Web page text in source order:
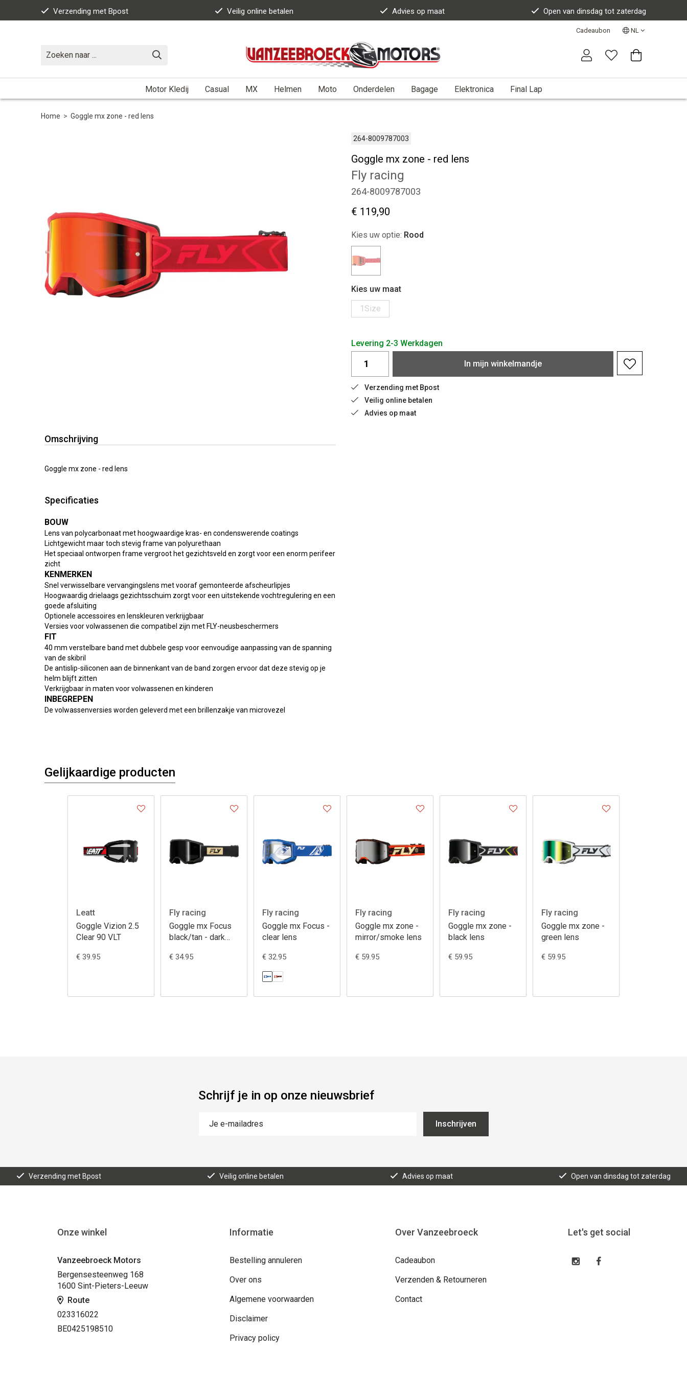
Verzending met Bpost Veilig online betalen Advies op maat Open van dinsdag tot zaterdag
Cadeaubon NL
Motor Kledij Casual MX Helmen Moto Onderdelen Bagage Elektronica Final Lap
Home > Goggle mx zone - red lens
264-8009787003
Goggle mx zone - red lens
Fly racing
264-8009787003
€ 119,90
Kies uw optie: Rood
Kies uw maat
1Size
Levering 2-3 Werkdagen
In mijn winkelmandje
Verzending met Bpost
Veilig online betalen
Advies op maat
Omschrijving
Goggle mx zone - red lens
Specificaties
BOUW
Lens van polycarbonaat met hoogwaardige kras- en condenswerende coatings
Lichtgewicht maar toch stevig frame van polyurethaan
Het speciaal ontworpen frame vergroot het gezichtsveld en zorgt voor een enorm perifeer
zicht
KENMERKEN
Snel verwisselbare vervangingslens met vooraf gemonteerde afscheurlipjes
Hoogwaardig drielaags gezichtsschuim zorgt voor een uitstekende vochtregulering en een
goede afsluiting
Optionele accessoires en lenskleuren verkrijgbaar
Versies voor volwassenen die compatibel zijn met FLY-neusbeschermers
FIT
40 mm verstelbare band met dubbele gesp voor eenvoudige aanpassing van de spanning
van de skibril
De antislip-siliconen aan de binnenkant van de band zorgen ervoor dat deze stevig op je
helm blijft zitten
Verkrijgbaar in maten voor volwassenen en kinderen
INBEGREPEN
De volwassenversies worden geleverd met een brillenzakje van microvezel
Gelijkaardige producten
Leatt
Goggle Vizion 2.5
Clear 90 VLT
€ 39.95
Fly racing
Goggle mx Focus
black/tan - dark
€ 34.95
Fly racing
Goggle mx Focus -
clear lens
€ 32.95
Fly racing
Goggle mx zone -
mirror/smoke lens
€ 59.95
Fly racing
Goggle mx zone -
black lens
€ 59.95
Fly racing
Goggle mx zone -
green lens
€ 59.95
Schrijf je in op onze nieuwsbrief
Inschrijven
Verzending met Bpost Veilig online betalen Advies op maat Open van dinsdag tot zaterdag
Onze winkel
Vanzeebroeck Motors
Bergensesteenweg 168
1600 Sint-Pieters-Leeuw
Route
023316022
BE0425198510
Informatie
Bestelling annuleren
Over ons
Algemene voorwaarden
Disclaimer
Privacy policy
Over Vanzeebroeck
Cadeaubon
Verzenden & Retourneren
Contact
Let's get social